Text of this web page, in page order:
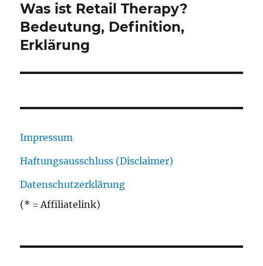
Nächster
Beitrag:
Was ist Retail Therapy?
Bedeutung, Definition,
Erklärung
Impressum
Haftungsausschluss (Disclaimer)
Datenschutzerklärung
(* = Affiliatelink)